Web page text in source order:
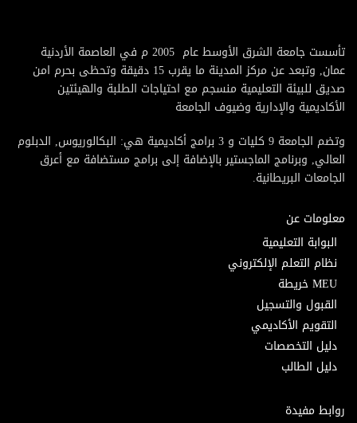
تأسست جامعة الشرق الأوسط عام 2005 م في العاصمة الأردنية
عمان, وتبعد عن مركز المدينة ما يقرب 15 دقيقة وتحظى بحرم امن
صديق للبيئة التعليمية منسجم مع احتياجات الطلبة والهيئتين
الأكاديمية والإدارية وضيوف الجامعة
وتضم الجامعة 9 كليات و 3 برامج أكاديمية هي: البكالوريوس, الدبلوم
العالي, وبرنامج الماجستير بالإضافة إلى برامج مستضافة مع أعرق
الجامعات البريطانية.
معلومات عن
البوابة التعليمية
نظام التعلم الإلكتروني
MEU خريطة
القبول والتسجيل
التقويم الأكاديمي
دليل التخصصات
دليل الطالب
روابط مفيدة